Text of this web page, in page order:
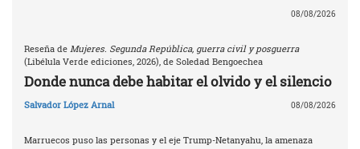
08/08/2026
Reseña de Mujeres. Segunda República, guerra civil y posguerra
(Libélula Verde ediciones, 2026), de Soledad Bengoechea
Donde nunca debe habitar el olvido y el silencio
Salvador López Arnal 08/08/2026
Marruecos puso las personas y el eje Trump-Netanyahu, la amenaza